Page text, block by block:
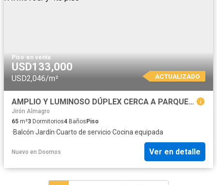
Piso·en venta
USD133,000
USD2,046/m² ACTUALIZADO
AMPLIO Y LUMINOSO DÚPLEX CERCA A PARQUE EN URB. FÁTIMA 3er y 4to piso
Jirón Almagro
65 m²3 Dormitorios4 BañosPiso
·Balcón·Jardín·Cuarto de servicio·Cocina equipada
Nuevo en Doomos Ver en detalle